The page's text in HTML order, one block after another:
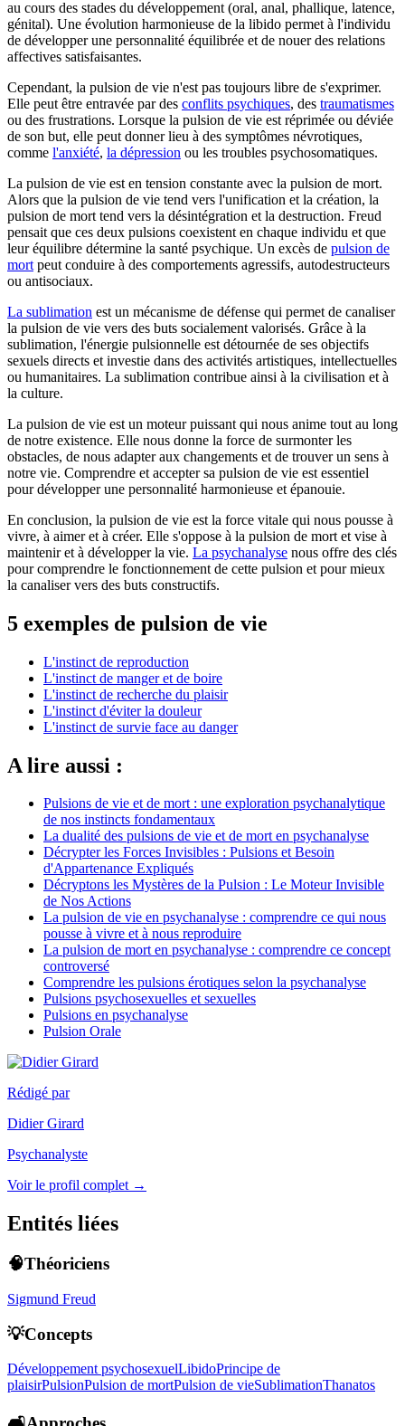
au cours des stades du développement (oral, anal, phallique, latence,
génital). Une évolution harmonieuse de la libido permet à l'individu
de développer une personnalité équilibrée et de nouer des relations
affectives satisfaisantes.
Cependant, la pulsion de vie n'est pas toujours libre de s'exprimer.
Elle peut être entravée par des conflits psychiques, des traumatismes
ou des frustrations. Lorsque la pulsion de vie est réprimée ou déviée
de son but, elle peut donner lieu à des symptômes névrotiques,
comme l'anxiété, la dépression ou les troubles psychosomatiques.
La pulsion de vie est en tension constante avec la pulsion de mort.
Alors que la pulsion de vie tend vers l'unification et la création, la
pulsion de mort tend vers la désintégration et la destruction. Freud
pensait que ces deux pulsions coexistent en chaque individu et que
leur équilibre détermine la santé psychique. Un excès de pulsion de
mort peut conduire à des comportements agressifs, autodestructeurs
ou antisociaux.
La sublimation est un mécanisme de défense qui permet de canaliser
la pulsion de vie vers des buts socialement valorisés. Grâce à la
sublimation, l'énergie pulsionnelle est détournée de ses objectifs
sexuels directs et investie dans des activités artistiques, intellectuelles
ou humanitaires. La sublimation contribue ainsi à la civilisation et à
la culture.
La pulsion de vie est un moteur puissant qui nous anime tout au long
de notre existence. Elle nous donne la force de surmonter les
obstacles, de nous adapter aux changements et de trouver un sens à
notre vie. Comprendre et accepter sa pulsion de vie est essentiel
pour développer une personnalité harmonieuse et épanouie.
En conclusion, la pulsion de vie est la force vitale qui nous pousse à
vivre, à aimer et à créer. Elle s'oppose à la pulsion de mort et vise à
maintenir et à développer la vie. La psychanalyse nous offre des clés
pour comprendre le fonctionnement de cette pulsion et pour mieux
la canaliser vers des buts constructifs.
5 exemples de pulsion de vie
L'instinct de reproduction
L'instinct de manger et de boire
L'instinct de recherche du plaisir
L'instinct d'éviter la douleur
L'instinct de survie face au danger
A lire aussi :
Pulsions de vie et de mort : une exploration psychanalytique
de nos instincts fondamentaux
La dualité des pulsions de vie et de mort en psychanalyse
Décrypter les Forces Invisibles : Pulsions et Besoin
d'Appartenance Expliqués
Décryptons les Mystères de la Pulsion : Le Moteur Invisible
de Nos Actions
La pulsion de vie en psychanalyse : comprendre ce qui nous
pousse à vivre et à nous reproduire
La pulsion de mort en psychanalyse : comprendre ce concept
controversé
Comprendre les pulsions érotiques selon la psychanalyse
Pulsions psychosexuelles et sexuelles
Pulsions en psychanalyse
Pulsion Orale
Rédigé par
Didier Girard
Psychanalyste
Voir le profil complet →
Entités liées
🧠Théoriciens
Sigmund Freud
💡Concepts
Développement psychosexuelLibidoPrincipe de
plaisirPulsionPulsion de mortPulsion de vieSublimationThanatos